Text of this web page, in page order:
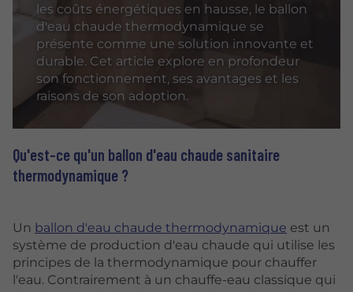
les coûts énergétiques en hausse, le ballon
d'eau chaude thermodynamique se
présente comme une solution innovante et
durable. Cet article explore en profondeur
son fonctionnement, ses avantages et les
raisons de son adoption.
Qu'est-ce qu'un ballon d'eau chaude sanitaire
thermodynamique ?
Un ballon d'eau chaude thermodynamique est un
système de production d'eau chaude qui utilise les
principes de la thermodynamique pour chauffer
l'eau. Contrairement à un chauffe-eau classique qui